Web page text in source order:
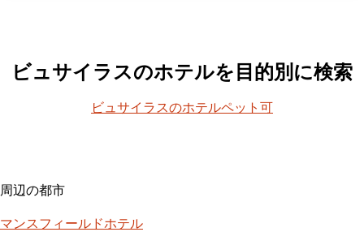
ビュサイラスのホテルを目的別に検索
ビュサイラスのホテルペット可
周辺の都市
マンスフィールドホテル